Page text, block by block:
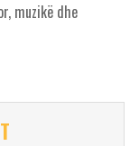
muzikë dhe